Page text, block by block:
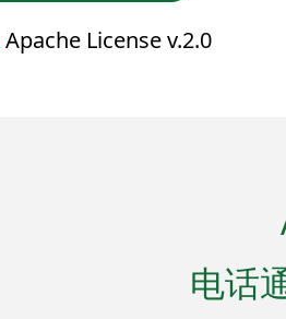
Apache License v.2.0
电话